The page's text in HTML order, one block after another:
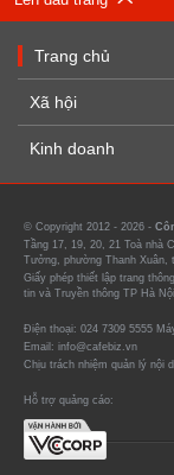
Trang chủ
Xã hội
Kinh doanh
© Copyright 2012 - 2026 -
Tầng 17, 19, 20, 21 Toà nhà
Tưởng, phường Thanh Xuân,
Giấy phép thiết lập trang
tin và Truyền thông TP Hà
Điện thoại: 024 7309 5555
Email: info@cafebiz.vn
Chịu trách nhiệm quản lý nội
Hỗ trợ quảng cáo: